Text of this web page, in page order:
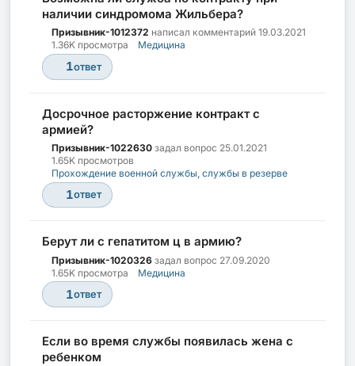
наличии синдромома Жильбера?
Призывник-1012372 написал комментарий 19.03.2021
1.36K просмотра
Медицина
1ответ
Досрочное расторжение контракт с
армией?
Призывник-1022630 задал вопрос 25.01.2021
1.65K просмотров
Прохождение военной службы, службы в резерве
1ответ
Берут ли с гепатитом ц в армию?
Призывник-1020326 задал вопрос 27.09.2020
1.65K просмотра
Медицина
1ответ
Если во время службы появилась жена с
ребенком